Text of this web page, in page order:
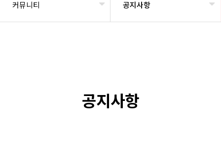
커뮤니티 공지사항
공지사항